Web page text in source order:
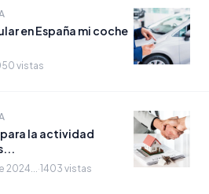
en España mi coche
vistas
la actividad
2024...·1403 vistas